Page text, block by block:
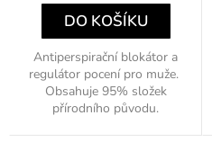
DO KOŠÍKU
Antiperspirační blokátor a
regulátor pocení pro muže.
Obsahuje 95% složek
přírodního původu.